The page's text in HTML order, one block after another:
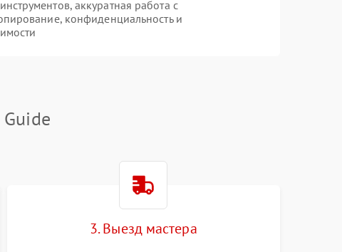
аккуратная работа с
конфиденциальность и
3. Выезд мастера